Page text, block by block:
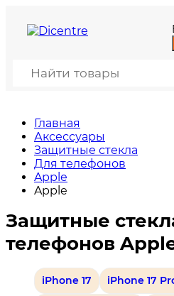
Главная
Аксессуары
Защитные стекла
Для телефонов
Apple
Apple
Защитные
телефонов
iPhone 17 iPhone 17